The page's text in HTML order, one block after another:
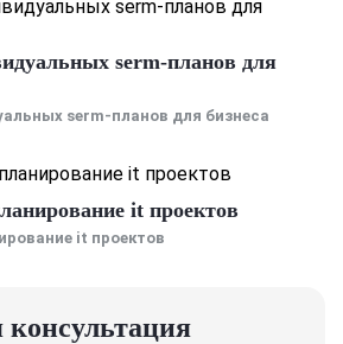
serm-планов для
serm-планов для бизнеса
it проектов
it проектов
консультация